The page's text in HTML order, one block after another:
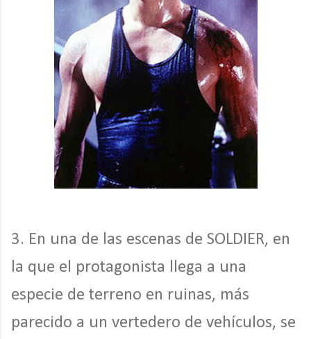
3. En una de las escenas de SOLDIER, en
la que el protagonista llega a una
especie de terreno en ruinas, más
parecido a un vertedero de vehículos, se